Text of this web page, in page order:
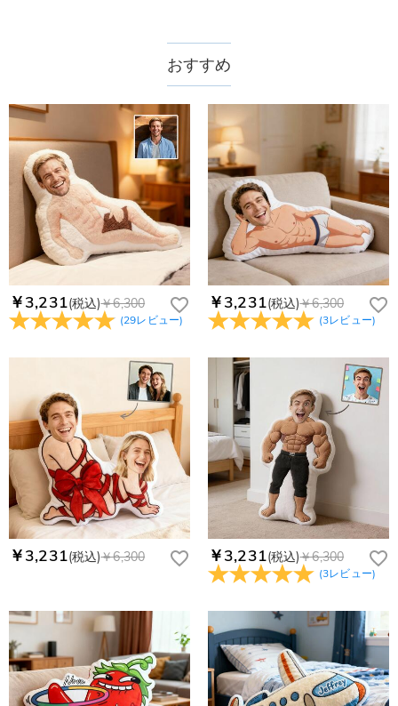
おすすめ
￥3,231(税込)￥6,300
(29レビュー)
￥3,231(税込)￥6,300
(3レビュー)
￥3,231(税込)￥6,300 ￥3,231(税込)￥6,300
(3レビュー)